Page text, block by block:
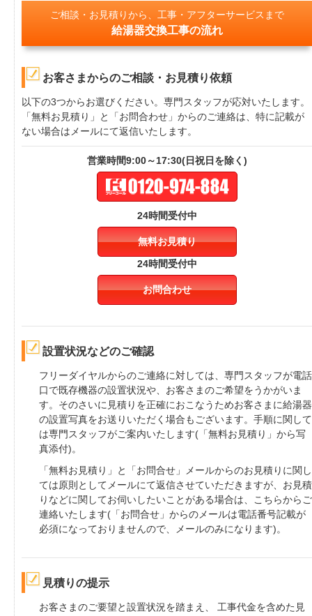
ご相談・お見積りから、工事・アフターサービスまで
給湯器交換工事の流れ
お客さまからのご相談・お見積り依頼
以下の3つからお選びください。専門スタッフが応対いたします。
「無料お見積り」と「お問合わせ」からのご連絡は、特に記載が
ない場合はメールにて返信いたします。
営業時間9:00～17:30(日祝日を除く)
24時間受付中
無料お見積り
24時間受付中
お問合わせ
設置状況などのご確認
フリーダイヤルからのご連絡に対しては、専門スタッフが電話
口で既存機器の設置状況や、お客さまのご希望をうかがいま
す。そのさいに見積りを正確におこなうためお客さまに給湯器
の設置写真をお送りいただく場合もございます。手順に関して
は専門スタッフがご案内いたします(「無料お見積り」から写
真添付)。
「無料お見積り」と「お問合せ」メールからのお見積りに関し
ては原則としてメールにて返信させていただきますが、お見積
りなどに関してお伺いしたいことがある場合は、こちらからご
連絡いたします(「お問合せ」からのメールは電話番号記載が
必須になっておりませんので、メールのみになります)。
見積りの提示
お客さまのご要望と設置状況を踏まえ、 工事代金を含めた見